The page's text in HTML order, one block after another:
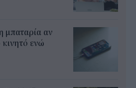
μπαταρία αν
κινητό ενώ